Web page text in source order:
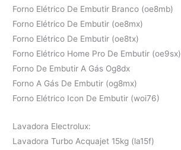
Forno Elétrico De Embutir Branco (oe8mb)
Forno Elétrico De Embutir (oe8mx)
Forno Elétrico De Embutir (oe8tx)
Forno Elétrico Home Pro De Embutir (oe9sx)
Forno De Embutir A Gás Og8dx
Forno A Gás De Embutir (og8mx)
Forno Elétrico Icon De Embutir (woi76)
Lavadora Electrolux:
Lavadora Turbo Acquajet 15kg (la15f)